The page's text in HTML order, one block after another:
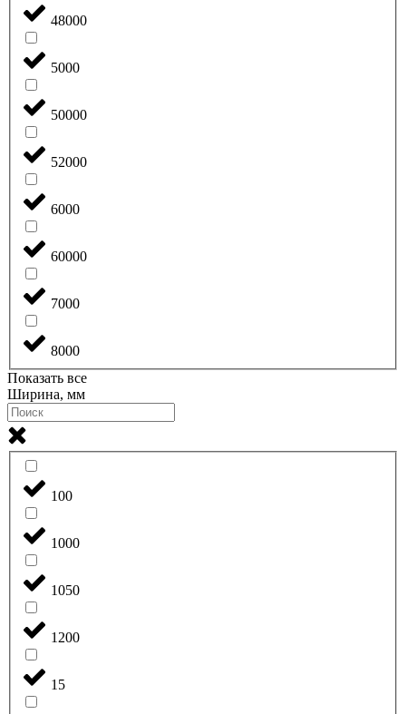
48000
5000
50000
52000
6000
60000
7000
8000
Показать все
Ширина, мм
100
1000
1050
1200
15